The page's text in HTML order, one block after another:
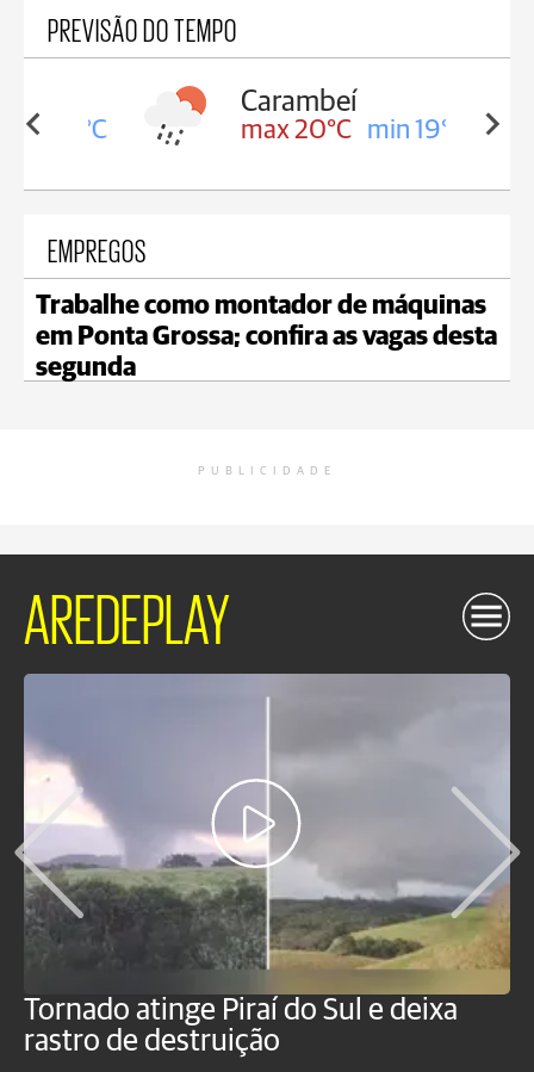
PREVISÃO DO TEMPO
19°C
Carambeí
max 20°C min 19°C
EMPREGOS
Trabalhe como montador de máquinas
em Ponta Grossa; confira as vagas desta
segunda
PUBLICIDADE
AREDEPLAY
Tornado atinge Piraí do Sul e deixa
rastro de destruição